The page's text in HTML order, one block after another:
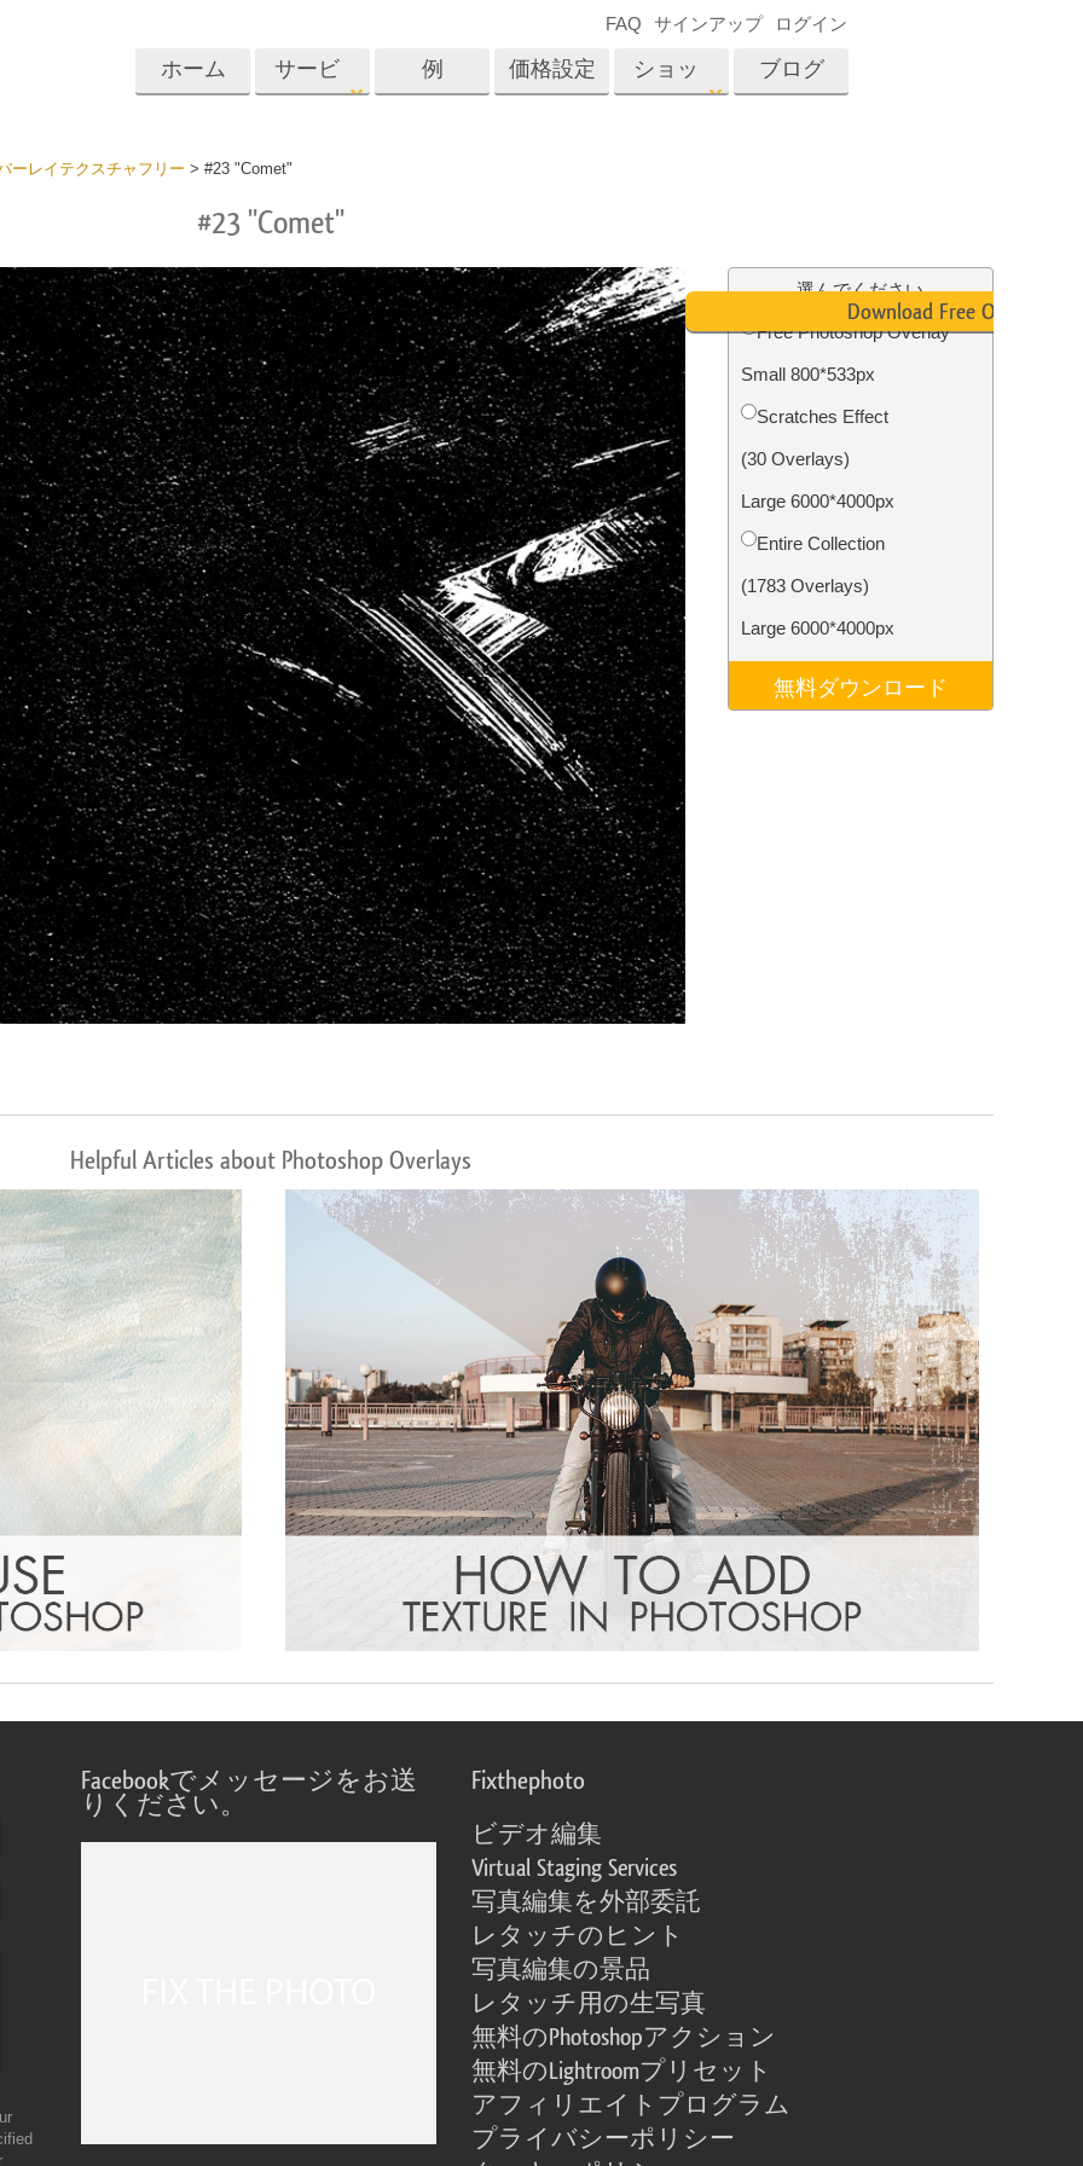
ホーム サービ
ービス
する
真編集サービ
ス
AIが生成した衣料品モデ
ル
画像操作料理内容
写真入力アプリケーショ
ッチ製品内容 ジュエリーレタッチ製品
内容
AIトレーニングデータ Video Editing Services
例 価格設定 ショッ
ィールプリ
コレクショ
Photoshop
Photoshopアクション
Photoshopオーバーレイ
Photoshopテクスチャ
Psアクションコレクシ
ョン全体
Psはコレクション全体
をオーバーレイしま
す
プレート
バレンタインデーカ
ード
結婚式招待状
子供の誕生日の招待
状
ビデオオーバーレイ
ブログ
FAQ サインアップ ログイン
ーレイテクスチャフリー > #23 "Comet"
#23 "Comet"
選んでください
Free Photoshop Overlay
Small 800*533px
Scratches Effect
(30 Overlays)
Large 6000*4000px
Entire Collection
(1783 Overlays)
Large 6000*4000px
無料ダウンロード
Download Free Overlay
Helpful Articles about Photoshop Overlays
Facebookでメッセージをお送
りください。
Fixthephoto
ビデオ編集
Virtual Staging Services
写真編集を外部委託
レタッチのヒント
写真編集の景品
レタッチ用の生写真
無料のPhotoshopアクション
無料のLightroomプリセット
アフィリエイトプログラム
プライバシーポリシー